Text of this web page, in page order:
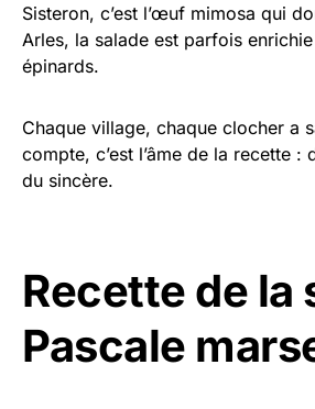
Sisteron, c’est l’œuf mimosa qui
Arles, la salade est parfois
épinards.
Chaque village, chaque clocher a
compte, c’est l’âme de la recette :
du sincère.
Recette de la
Pascale